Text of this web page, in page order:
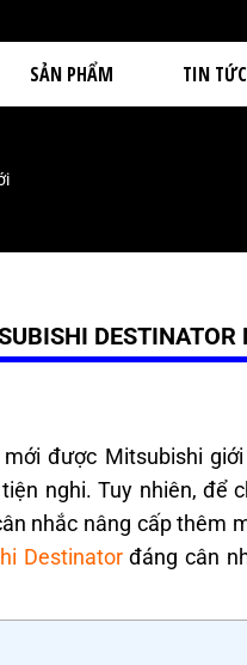
SẢN PHẨM TIN TỨC
DESTINATOR
được Mitsubishi
nghi. Tuy nhiên,
nhắc nâng cấp thêm
Destinatorđáng cân